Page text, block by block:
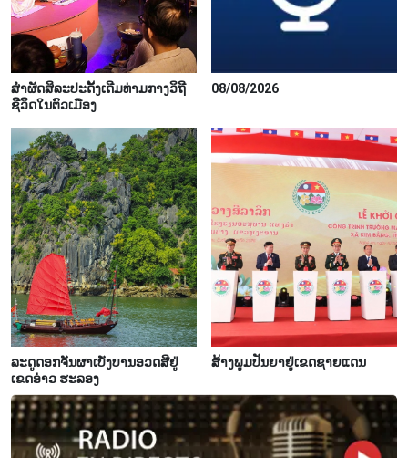
ສຳຜັດສິລະປະດັ້ງເດີມທ່າມກາງວິຖີ
ຊີວິດໃນຕົວເມືອງ
08/08/2026
ລະດູດອກຈັນຜາເບັ່ງບານອວດສີຢູ່
ເຂດອ່າວ ຮະລອງ
ສ້າງພູມປັນຍາຢູ່ເຂດຊາຍແດນ